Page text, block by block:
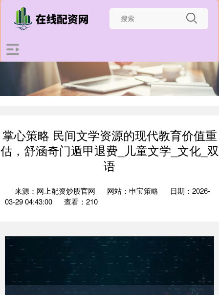
掌心策略 民间文学资源的现代教育价值重
估，舒涵奇门遁甲退费_儿童文学_文化_双
语
来源：网上配资炒股官网 网站：申宝策略
日期：2026-
03-29 04:43:00
查看：210